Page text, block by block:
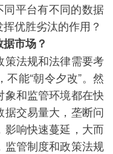
平台有不同的数据
优胜劣汰的作用？
市场？
法规和法律需要考
能“朝令夕改”。然
象和监管环境都在快
交易量大，垄断问
响快速蔓延，大而
监管制度和政策法规